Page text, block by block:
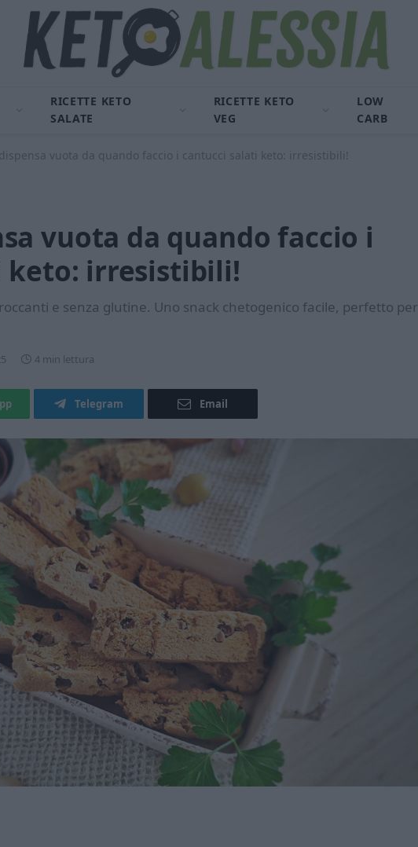
RICETTE KETO
SALATE
RICETTE KETO
VEG
LOW
CARB
vuota da quando faccio i cantucci salati keto: irresistibili!
vuota da quando faccio i
keto: irresistibili!
e senza glutine. Uno snack chetogenico facile, perfetto per
4 min lettura
Telegram Email